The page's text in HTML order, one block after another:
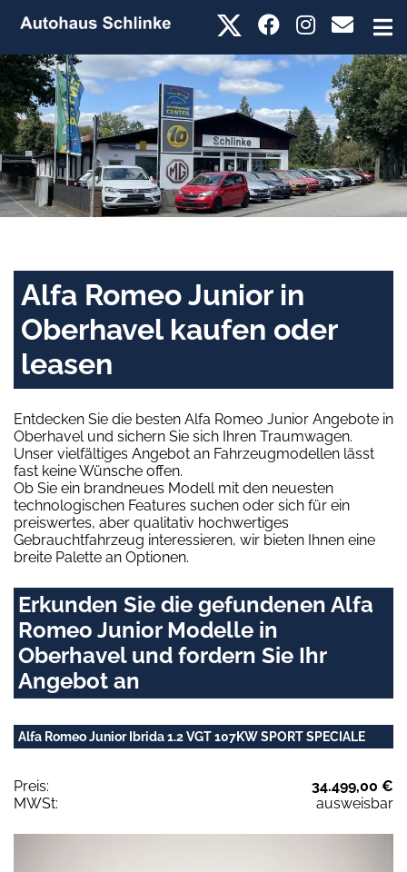
Alfa Romeo Junior in
Oberhavel kaufen oder
leasen
Entdecken Sie die besten Alfa Romeo Junior Angebote in
Oberhavel und sichern Sie sich Ihren Traumwagen.
Unser vielfältiges Angebot an Fahrzeugmodellen lässt
fast keine Wünsche offen.
Ob Sie ein brandneues Modell mit den neuesten
technologischen Features suchen oder sich für ein
preiswertes, aber qualitativ hochwertiges
Gebrauchtfahrzeug interessieren, wir bieten Ihnen eine
breite Palette an Optionen.
Erkunden Sie die gefundenen Alfa
Romeo Junior Modelle in
Oberhavel und fordern Sie Ihr
Angebot an
Alfa Romeo Junior Ibrida 1.2 VGT 107KW SPORT SPECIALE
Preis:
34.499,00 €
MWSt:
ausweisbar